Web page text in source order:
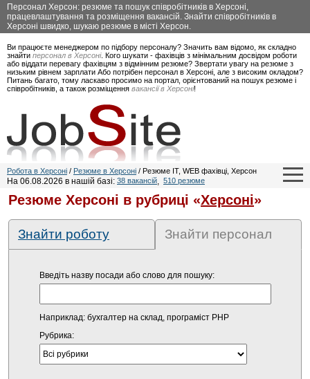
Персонал Херсон: резюме та пошук співробітників в Херсоні,
працевлаштування та розміщення вакансій. Знайти співробітників в
Херсоні швидко, шукаю резюме в місті Херсон.
Ви працюєте менеджером по підбору персоналу? Значить вам відомо, як складно
знайти персонал в Херсоні. Кого шукати - фахівців з мінімальним досвідом роботи
або віддати перевагу фахівцям з відмінним резюме? Звертати увагу на резюме з
низьким рівнем зарплати Або потрібен персонал в Херсоні, але з високим окладом?
Питань багато, тому ласкаво просимо на портал, орієнтований на пошук резюме і
співробітників, а також розміщення вакансії в Херсоні!
Робота в Херсоні / Резюме в Херсоні / Резюме IT, WEB фахівці, Херсон
На 06.08.2026 в нашій базі: 38 вакансій, 510 резюме
Резюме Херсоні в рубриці «Херсоні»
Знайти роботу Знайти персонал
Введіть назву посади або слово для пошуку:
Наприклад: бухгалтер на склад, програміст PHP
Рубрика: